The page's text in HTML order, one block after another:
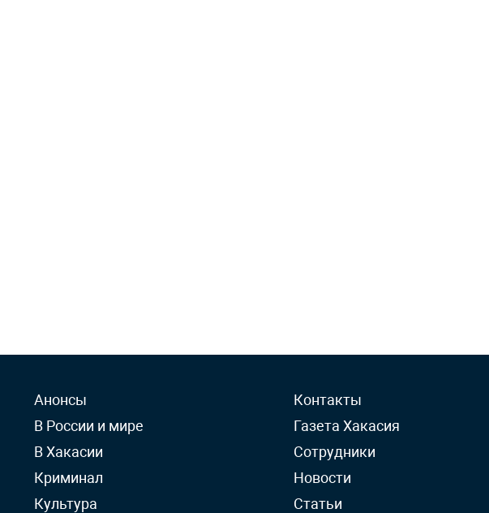
Анонсы
В России и мире
В Хакасии
Криминал
Культура
Контакты
Газета Хакасия
Сотрудники
Новости
Статьи